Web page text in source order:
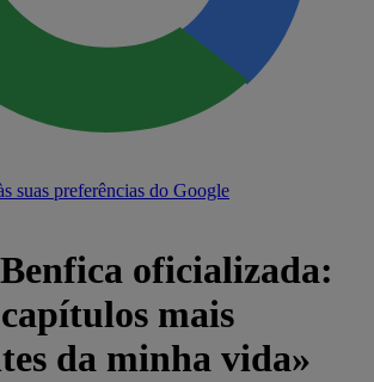
suas preferências do Google
oficializada:
mais
da minha vida»